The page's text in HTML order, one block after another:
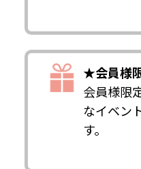
★会員様
会員様限
なイベン
す。